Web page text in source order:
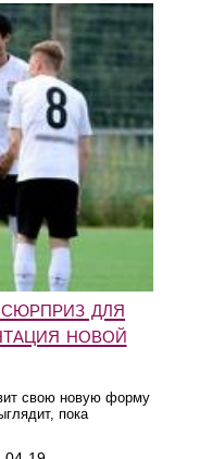
для
новой
свою новую форму
пока